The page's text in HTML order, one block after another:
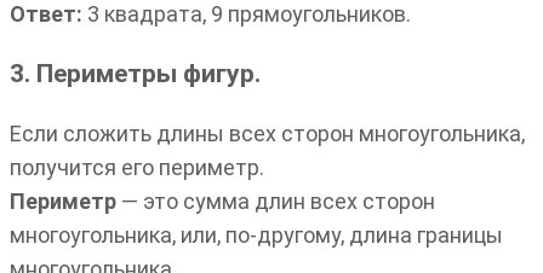
Ответ: 3 квадрата, 9 прямоугольников.
3. Периметры фигур.
Если сложить длины всех сторон многоугольника,
получится его периметр.
Периметр — это сумма длин всех сторон
многоугольника, или, по-другому, длина границы